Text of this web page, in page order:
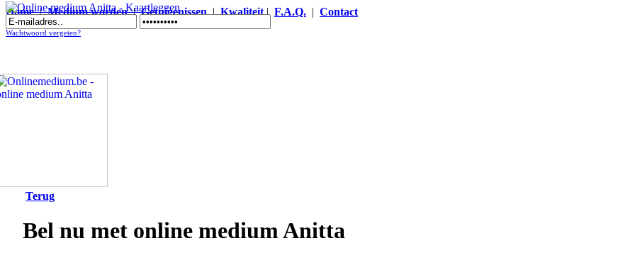
Home|Medium worden|Getuigenissen|Kwaliteit| F.A.Q. | Contact
Online medium Anitta - Kaartleggen
Wachtwoord vergeten?
Terug
Bel nu met online medium Anitta